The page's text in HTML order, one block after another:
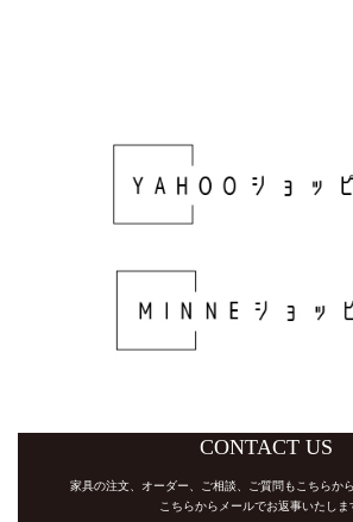
CONTACT US
家具の注文、オーダー、ご相談、ご質問もこちらか
こちらからメールでお返事いたしま